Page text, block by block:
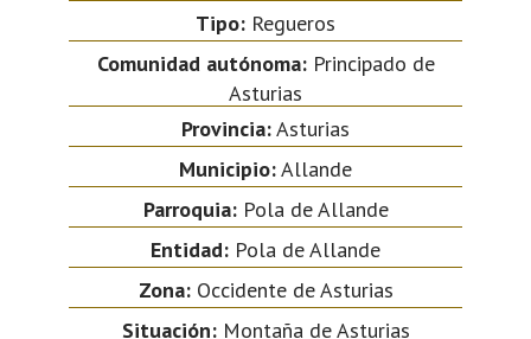
Tipo: Regueros
Comunidad autónoma:Principado de
Asturias
Provincia:Asturias
Municipio:Allande
Parroquia:Pola de Allande
Entidad: Pola de Allande
Zona:Occidente de Asturias
Situación:Montaña de Asturias